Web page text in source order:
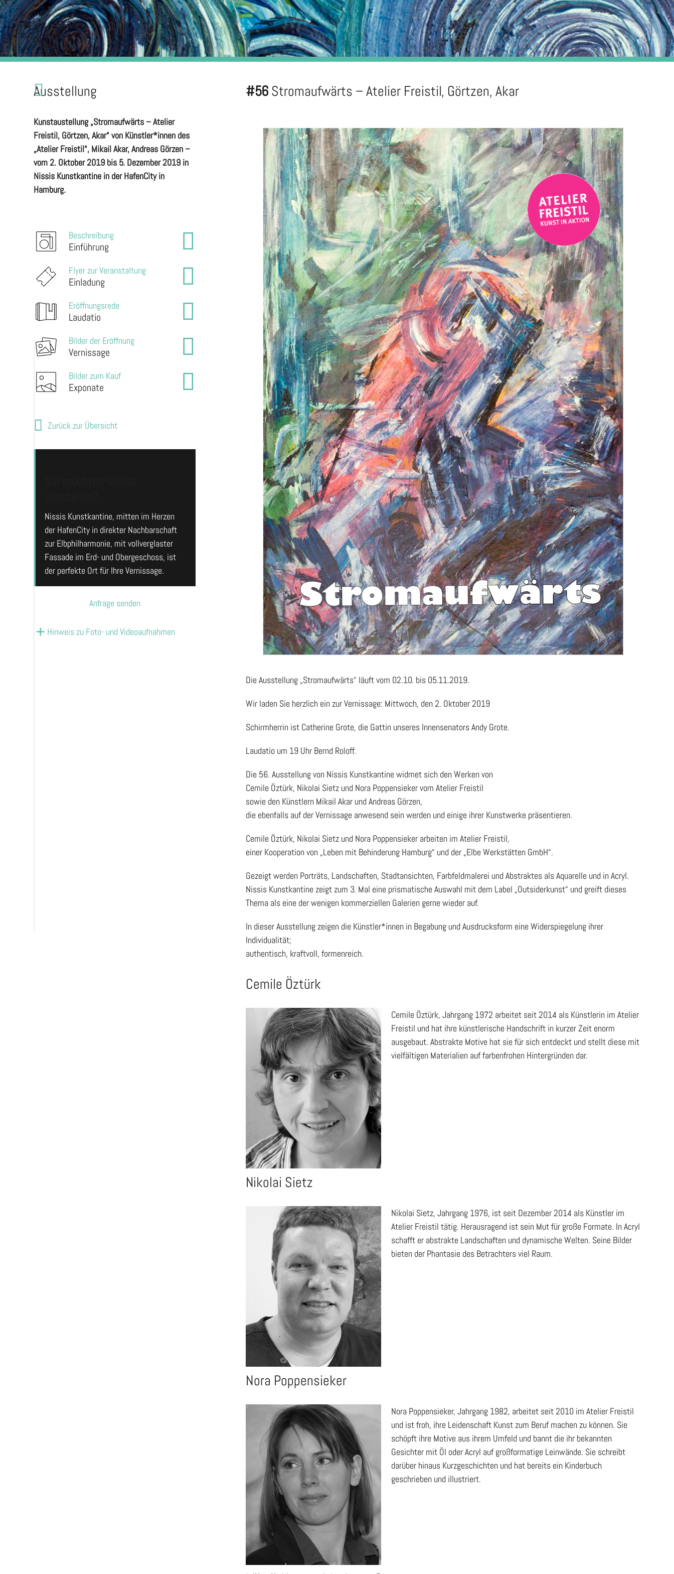
Ausstellung
Kunstaustellung „Stromaufwärts – Atelier
Freistil, Görtzen, Akar“ von Künstler*innen des
„Atelier Freistil“, Mikail Akar, Andreas Görzen –
vom 2. Oktober 2019 bis 5. Dezember 2019 in
Nissis Kunstkantine in der HafenCity in
Hamburg.
Beschreibung
Einführung
Flyer zur Veranstaltung
Einladung
Eröffnungsrede
Laudatio
Bilder der Eröffnung
Vernissage
Bilder zum Kauf
Exponate
Zurück zur Übersicht
Nissis Kunstkantine, mitten im Herzen
der HafenCity in direkter Nachbarschaft
zur Elbphilharmonie, mit vollverglaster
Fassade im Erd- und Obergeschoss, ist
der perfekte Ort für Ihre Vernissage.
Anfrage senden
Hinweis zu Foto- und Videoaufnahmen
#56 Stromaufwärts – Atelier Freistil, Görtzen, Akar
Die Ausstellung „Stromaufwärts“ läuft vom 02.10. bis 05.11.2019.
Wir laden Sie herzlich ein zur Vernissage: Mittwoch, den 2. Oktober 2019
Schirmherrin ist Catherine Grote, die Gattin unseres Innensenators Andy Grote.
Laudatio um 19 Uhr Bernd Roloff.
Die 56. Ausstellung von Nissis Kunstkantine widmet sich den Werken von
Cemile Öztürk, Nikolai Sietz und Nora Poppensieker vom Atelier Freistil
sowie den Künstlern Mikail Akar und Andreas Görzen,
die ebenfalls auf der Vernissage anwesend sein werden und einige ihrer Kunstwerke präsentieren.
Cemile Öztürk, Nikolai Sietz und Nora Poppensieker arbeiten im Atelier Freistil,
einer Kooperation von „Leben mit Behinderung Hamburg“ und der „Elbe Werkstätten GmbH“.
Gezeigt werden Porträts, Landschaften, Stadtansichten, Farbfeldmalerei und Abstraktes als Aquarelle und in Acryl.
Nissis Kunstkantine zeigt zum 3. Mal eine prismatische Auswahl mit dem Label „Outsiderkunst“ und greift dieses
Thema als eine der wenigen kommerziellen Galerien gerne wieder auf.
In dieser Ausstellung zeigen die Künstler*innen in Begabung und Ausdrucksform eine Widerspiegelung ihrer
Individualität;
authentisch, kraftvoll, formenreich.
Cemile Öztürk
Cemile Öztürk, Jahrgang 1972 arbeitet seit 2014 als Künstlerin im Atelier
Freistil und hat ihre künstlerische Handschrift in kurzer Zeit enorm
ausgebaut. Abstrakte Motive hat sie für sich entdeckt und stellt diese mit
vielfältigen Materialien auf farbenfrohen Hintergründen dar.
Nikolai Sietz
Nikolai Sietz, Jahrgang 1976, ist seit Dezember 2014 als Künstler im
Atelier Freistil tätig. Herausragend ist sein Mut für große Formate. In Acryl
schafft er abstrakte Landschaften und dynamische Welten. Seine Bilder
bieten der Phantasie des Betrachters viel Raum.
Nora Poppensieker
Nora Poppensieker, Jahrgang 1982, arbeitet seit 2010 im Atelier Freistil
und ist froh, ihre Leidenschaft Kunst zum Beruf machen zu können. Sie
schöpft ihre Motive aus ihrem Umfeld und bannt die ihr bekannten
Gesichter mit Öl oder Acryl auf großformatige Leinwände. Sie schreibt
darüber hinaus Kurzgeschichten und hat bereits ein Kinderbuch
geschrieben und illustriert.